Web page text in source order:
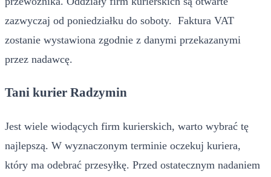
zazwyczaj od poniedziałku do soboty. Faktura VAT
zostanie wystawiona zgodnie z danymi przekazanymi
przez nadawcę.
Tani kurier Radzymin
Jest wiele wiodących firm kurierskich, warto wybrać tę
najlepszą. W wyznaczonym terminie oczekuj kuriera,
który ma odebrać przesyłkę. Przed ostatecznym nadaniem